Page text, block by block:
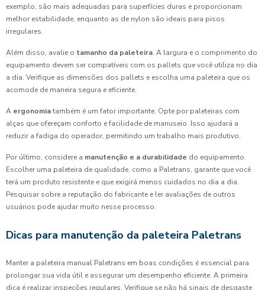
exemplo, são mais adequadas para superfícies duras e proporcionam
melhor estabilidade, enquanto as de nylon são ideais para pisos
irregulares.
Além disso, avalie o tamanho da paleteira. A largura e o comprimento do
equipamento devem ser compatíveis com os pallets que você utiliza no dia
a dia. Verifique as dimensões dos pallets e escolha uma paleteira que os
acomode de maneira segura e eficiente.
A ergonomiatambém é um fator importante. Opte por paleteiras com
alças que ofereçam conforto e facilidade de manuseio. Isso ajudará a
reduzir a fadiga do operador, permitindo um trabalho mais produtivo.
Por último, considere a manutenção e a durabilidade do equipamento.
Escolher uma paleteira de qualidade, como a Paletrans, garante que você
terá um produto resistente e que exigirá menos cuidados no dia a dia.
Pesquisar sobre a reputação do fabricante e ler avaliações de outros
usuários pode ajudar muito nesse processo.
Dicas para manutenção da paleteira Paletrans
Manter a paleteira manual Paletrans em boas condições é essencial para
prolongar sua vida útil e assegurar um desempenho eficiente. A primeira
dica é realizar inspeções regulares. Verifique se não há sinais de desgaste